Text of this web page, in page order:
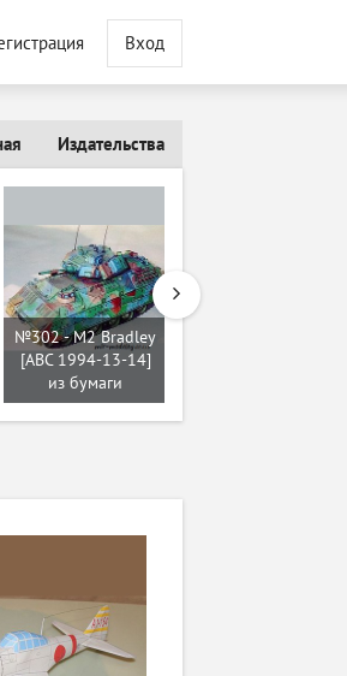
Вход
Издательства
№302 - M2 Bradley
[ABC 1994-13-14]
из бумаги
кузовами ММЗ-555
и ММЗ-585 (Ak71 -